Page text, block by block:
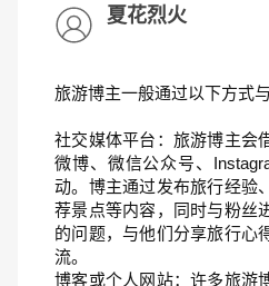
夏花烈火
旅游博主一般通过以下方式
社交媒体平台：旅游博主会
微博、微信公众号、
动。博主通过发布旅行经验
荐景点等内容，同时与粉丝
的问题，与他们分享旅行心
流。
博客或个人网站：许多旅游